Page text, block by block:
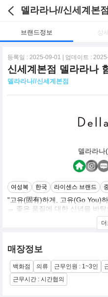
델라라나//신세계본
브랜드정보 상
등록일 : 2025-09-01 | 업데이트 :
신세계본점 델라라나
델라라나//신세계본점
델라라나
여성복 한국 라이센스 브랜드
"고유(固有)하게, 고유(Go You)
→ 좋은 품질에 대한 신념을 바
세련된 감성으로 표현하는 프리
신세계가 런칭한 이태리 감성 클
고컬리티 수입소재를 바탕으로
더
매장정보
백화점 의류 근무인원 : 1~3인
근무시간 : 시간협의